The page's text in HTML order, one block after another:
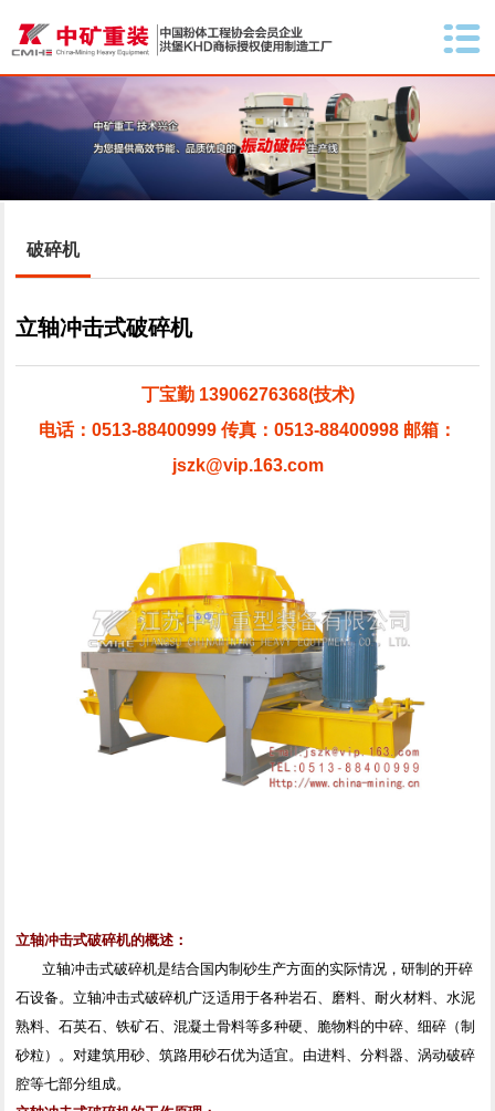
破碎机
立轴冲击式破碎机
丁宝勤 13906276368(技术)
电话：0513-88400999 传真：0513-88400998 邮箱：
jszk@vip.163.com
立轴冲击式破碎机的概述：
立轴冲击式破碎机是结合国内制砂生产方面的实际情况，研制的开碎
石设备。立轴冲击式破碎机广泛适用于各种岩石、磨料、耐火材料、水泥
熟料、石英石、铁矿石、混凝土骨料等多种硬、脆物料的中碎、细碎（制
砂粒）。对建筑用砂、筑路用砂石优为适宜。由进料、分料器、涡动破碎
腔等七部分组成。